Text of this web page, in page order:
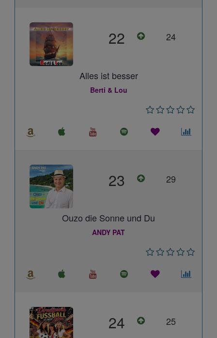
22 24
Alles ist besser
Berti & Lou
23 29
Ouzo die Sonne und Du
ANDY PAT
24 25